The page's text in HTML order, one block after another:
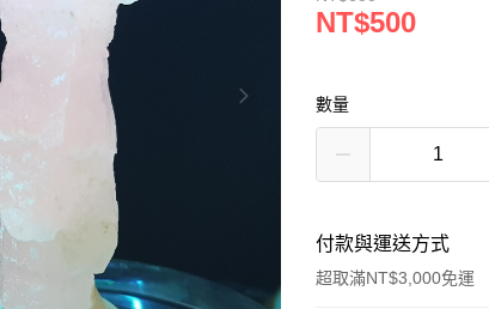
NT$500
數量
付款與運送方式
超取滿NT$3,000免運